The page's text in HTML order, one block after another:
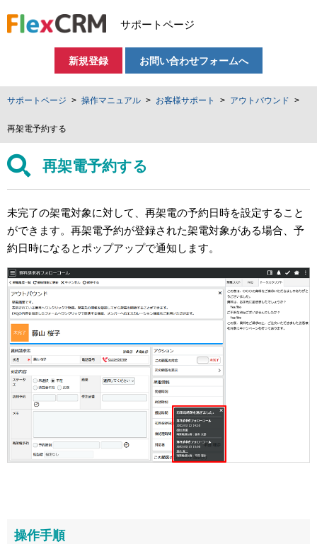
サポートページ
新規登録 お問い合わせフォームへ
サポートページ 操作マニュアル お客様サポート アウトバウンド
再架電予約する
再架電予約する
未完了の架電対象に対して、再架電の予約日時を設定すること
ができます。再架電予約が登録された架電対象がある場合、予
約日時になるとポップアップで通知します。
操作手順